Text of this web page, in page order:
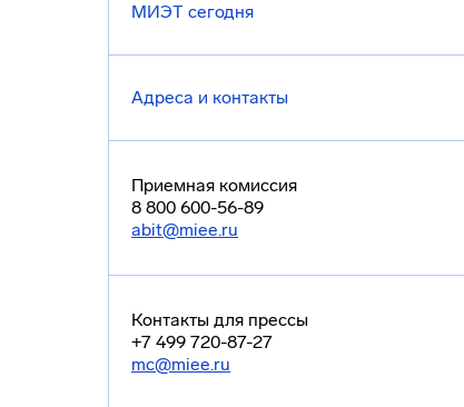
МИЭТ сегодня
Адреса и контакты
Приемная комиссия
8 800 600-56-89
abit@miee.ru
Контакты для прессы
+7 499 720-87-27
mc@miee.ru